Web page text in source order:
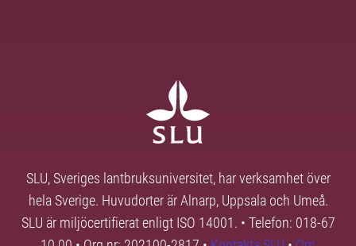
SLU, Sveriges lantbruksuniversitet, har verksamhet över
hela Sverige. Huvudorter är Alnarp, Uppsala och Umeå.
SLU är miljöcertifierat enligt ISO 14001. • Telefon: 018-67